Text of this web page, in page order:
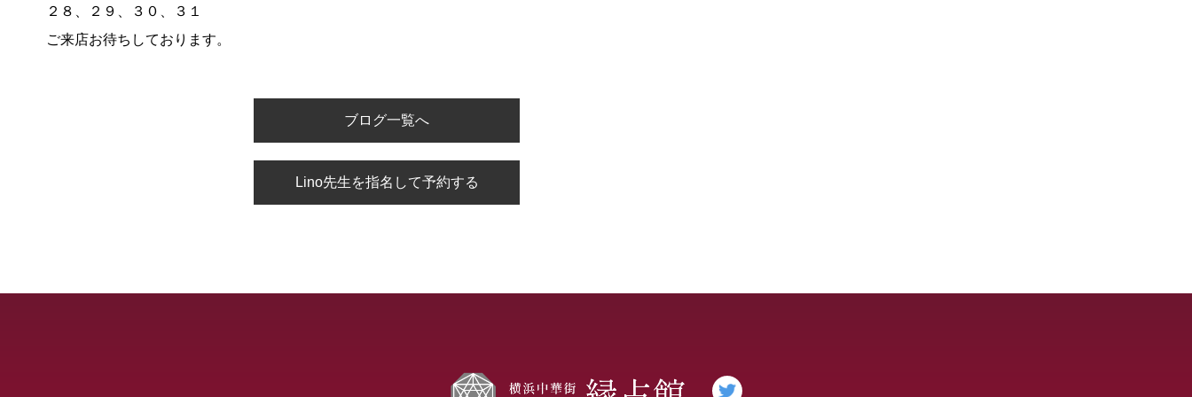
２８、２９、３０、３１
ご来店お待ちしております。
ブログ一覧へ
Lino先生を指名して予約する